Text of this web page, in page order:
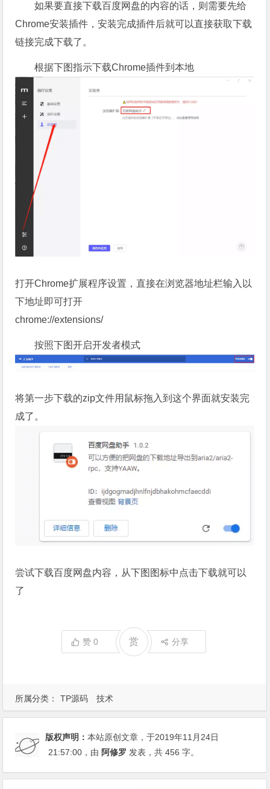
如果要直接下载百度网盘的内容的话，则需要先给
Chrome安装插件，安装完成插件后就可以直接获取下载
链接完成下载了。
根据下图指示下载Chrome插件到本地
打开Chrome扩展程序设置，直接在浏览器地址栏输入以
下地址即可打开
chrome://extensions/
按照下图开启开发者模式
将第一步下载的zip文件用鼠标拖入到这个界面就安装完
成了。
尝试下载百度网盘内容，从下图图标中点击下载就可以
了
赞0 赏 分享
所属分类： TP源码 技术
版权声明：本站原创文章，于2019年11月24日
21:57:00 ，由 阿修罗 发表，共 456 字。